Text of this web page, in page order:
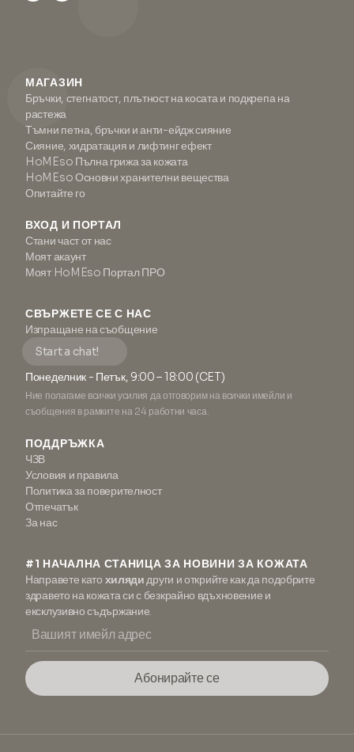
МАГАЗИН
Бръчки, стегнатост, плътност на косата и подкрепа на
растежа
Тъмни петна, бръчки и анти-ейдж сияние
Сияние, хидратация и лифтинг ефект
HoMEso Пълна грижа за кожата
HoMEso Основни хранителни вещества
Опитайте го
ВХОД И ПОРТАЛ
Стани част от нас
Моят акаунт
Моят HoMEso Портал ПРО
СВЪРЖЕТЕ СЕ С НАС
Изпращане на съобщение
Start a chat!
Понеделник - Петък, 9:00 – 18:00 (CET)
Ние полагаме всички усилия да отговорим на всички имейли и
съобщения в рамките на 24 работни часа.
ПОДДРЪЖКА
ЧЗВ
Условия и правила
Политика за поверителност
Отпечатък
За нас
#1 НАЧАЛНА СТАНИЦА ЗА НОВИНИ ЗА КОЖАТА
Направете като хилядидруги и открийте как да подобрите
здравето на кожата си с безкрайно вдъхновение и
ексклузивно съдържание.
Абонирайте се